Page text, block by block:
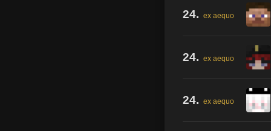
24. ex aequo
24. ex aequo
24. ex aequo